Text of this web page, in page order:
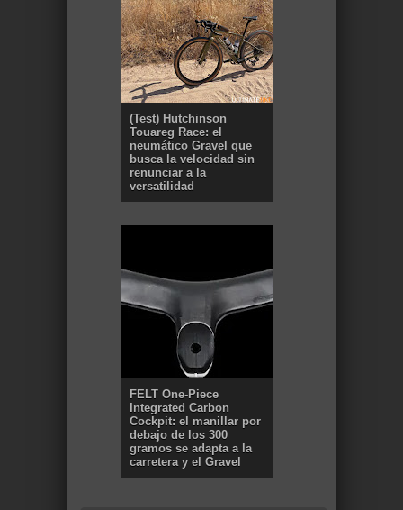
(Test) Hutchinson
Touareg Race: el
neumático Gravel que
busca la velocidad sin
renunciar a la
versatilidad
FELT One-Piece
Integrated Carbon
Cockpit: el manillar por
debajo de los 300
gramos se adapta a la
carretera y el Gravel